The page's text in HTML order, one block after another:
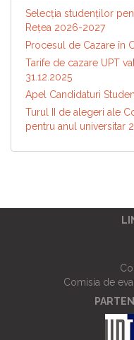
Selecția studenților
Reţea 2026-2027
Procesul de Cazare în
Tarife de cazare UPT
31.12.2025
Apel Candidaturi
Turul II de alegeri ale
pentru anul universitar
Comisia de